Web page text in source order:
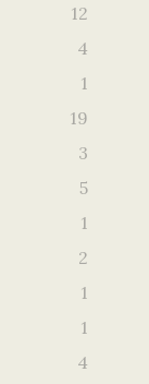
12
4
1
19
3
5
1
2
1
1
4